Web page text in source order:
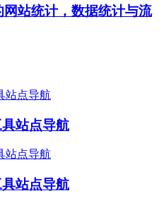
站统计，数据统计与流
站点导航
站点导航